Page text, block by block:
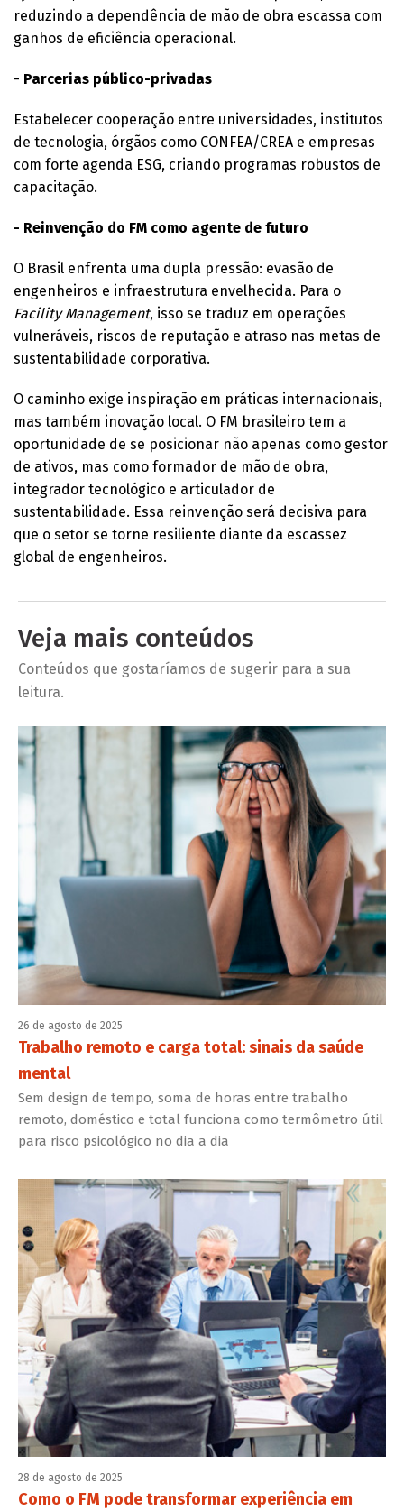
reduzindo a dependência de mão de obra escassa com
ganhos de eficiência operacional.
- Parcerias público-privadas
Estabelecer cooperação entre universidades, institutos
de tecnologia, órgãos como CONFEA/CREA e empresas
com forte agenda ESG, criando programas robustos de
capacitação.
- Reinvenção do FM como agente de futuro
O Brasil enfrenta uma dupla pressão: evasão de
engenheiros e infraestrutura envelhecida. Para o
Facility Management, isso se traduz em operações
vulneráveis, riscos de reputação e atraso nas metas de
sustentabilidade corporativa.
O caminho exige inspiração em práticas internacionais,
mas também inovação local. O FM brasileiro tem a
oportunidade de se posicionar não apenas como gestor
de ativos, mas como formador de mão de obra,
integrador tecnológico e articulador de
sustentabilidade. Essa reinvenção será decisiva para
que o setor se torne resiliente diante da escassez
global de engenheiros.
Veja mais conteúdos
Conteúdos que gostaríamos de sugerir para a sua
leitura.
26 de agosto de 2025
Trabalho remoto e carga total: sinais da saúde
mental
Sem design de tempo, soma de horas entre trabalho
remoto, doméstico e total funciona como termômetro útil
para risco psicológico no dia a dia
28 de agosto de 2025
Como o FM pode transformar experiência em